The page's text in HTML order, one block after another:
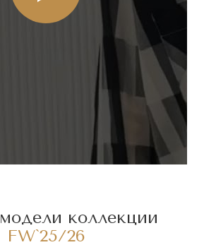
коллекции
FW`25/26